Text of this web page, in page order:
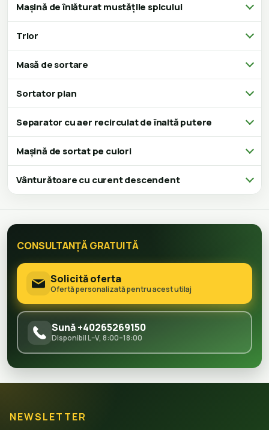
Mașină de înlăturat mustățile spicului
Trior
Masă de sortare
Sortator plan
Separator cu aer recirculat de înaltă putere
Mașină de sortat pe culori
Vânturătoare cu curent descendent
CONSULTANȚĂ GRATUITĂ
Solicită oferta
Ofertă personalizată pentru acest utilaj
Sună +40265269150
Disponibil L–V, 8:00–18:00
NEWSLETTER